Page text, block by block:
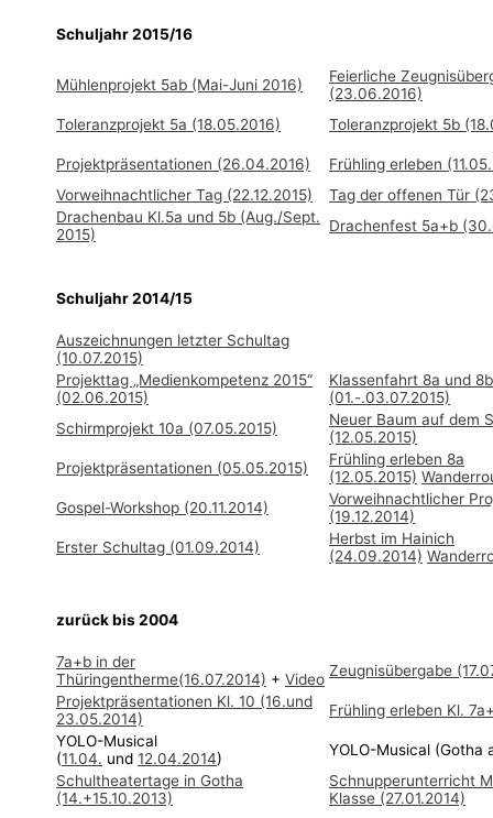
Schuljahr 2015/16
Mühlenprojekt 5ab (Mai-Juni 2016)
Feierliche
(23.06.2016)
Toleranzprojekt 5a (18.05.2016)
Toleranzprojekt 5b
Projektpräsentationen (26.04.2016)
Frühling erleben
Vorweihnachtlicher Tag (22.12.2015)
Tag der offenen Tür
Drachenbau Kl.5a und 5b (Aug./Sept.
2015)
Drachenfest 5a+b
Schuljahr 2014/15
Auszeichnungen letzter Schultag
(10.07.2015)
Projekttag „Medienkompetenz 2015“
(02.06.2015)
Klassenfahrt 8a und 8b
(01.-.03.07.2015)
Schirmprojekt 10a (07.05.2015)
Neuer Baum auf dem
(12.05.2015)
Projektpräsentationen (05.05.2015)
Frühling erleben 8a
(12.05.2015)
Gospel-Workshop (20.11.2014)
Vorweihnachtlicher
(19.12.2014)
Erster Schultag (01.09.2014)
Herbst im Hainich
(24.09.2014)
zurück bis 2004
7a+b in der
Thüringentherme(16.07.2014) + Video Zeugnisübergabe
Projektpräsentationen Kl. 10 (16.und
23.05.2014)
Frühling erleben Kl.
YOLO-Musical
(11.04. und 12.04.2014)
YOLO-Musical (Gotha
Schultheatertage in Gotha
(14.+15.10.2013)
Schnupperunterricht
Klasse (27.01.2014)